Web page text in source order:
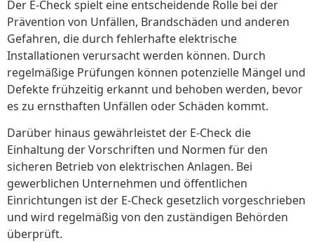
Der E-Check spielt eine entscheidende Rolle bei der
Prävention von Unfällen, Brandschäden und anderen
Gefahren, die durch fehlerhafte elektrische
Installationen verursacht werden können. Durch
regelmäßige Prüfungen können potenzielle Mängel und
Defekte frühzeitig erkannt und behoben werden, bevor
es zu ernsthaften Unfällen oder Schäden kommt.
Darüber hinaus gewährleistet der E-Check die
Einhaltung der Vorschriften und Normen für den
sicheren Betrieb von elektrischen Anlagen. Bei
gewerblichen Unternehmen und öffentlichen
Einrichtungen ist der E-Check gesetzlich vorgeschrieben
und wird regelmäßig von den zuständigen Behörden
überprüft.